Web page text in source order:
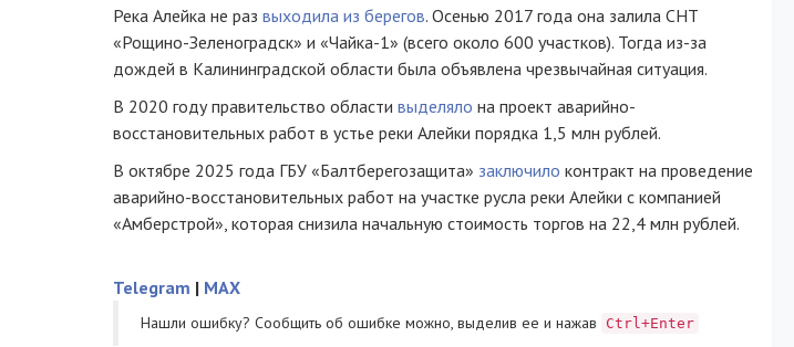
Река Алейка не раз выходила из берегов. Осенью 2017 года она залила СНТ
«Рощино-Зеленоградск» и «Чайка-1» (всего около 600 участков). Тогда из-за
дождей в Калининградской области была объявлена чрезвычайная ситуация.
В 2020 году правительство области выделяло на проект аварийно-
восстановительных работ в устье реки Алейки порядка 1,5 млн рублей.
В октябре 2025 года ГБУ «Балтберегозащита» заключило контракт на проведение
аварийно-восстановительных работ на участке русла реки Алейки с компанией
«Амберстрой», которая снизила начальную стоимость торгов на 22,4 млн рублей.
Telegram | MAX
Нашли ошибку? Cообщить об ошибке можно, выделив ее и нажав Ctrl+Enter